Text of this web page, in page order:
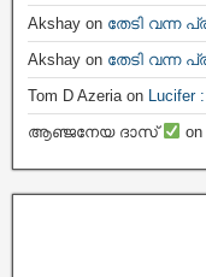
Akshay on തേടി വന്ന
Akshay on തേടി വന്ന
Tom D Azeria on Lucifer
ആഞ്ജനേയ ദാസ്
on